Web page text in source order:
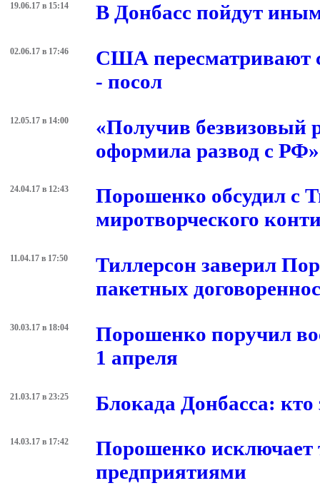
19.06.17 в 15:14 В Донбасс пойдут
02.06.17 в 17:46
США пересматривают
- посол
12.05.17 в 14:00
«Получив безвизовый
оформила развод с
24.04.17 в 12:43
Порошенко обсудил с
миротворческого
11.04.17 в 17:50
Тиллерсон заверил
пакетных
30.03.17 в 18:04
Порошенко поручил
1 апреля
21.03.17 в 23:25 Блокада Донбасса: кто
14.03.17 в 17:42
Порошенко
предприятиями